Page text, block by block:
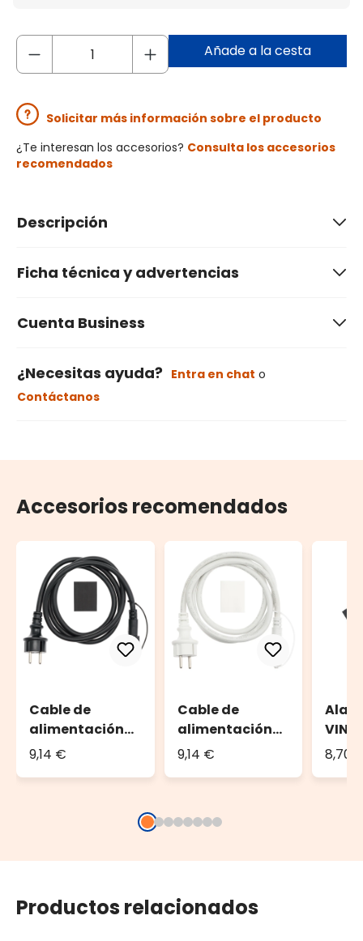
Añade a la cesta
Solicitar más información sobre el producto
¿Te interesan los accesorios? Consulta los accesorios
recomendados
Descripción
Ficha técnica y advertencias
Cuenta Business
¿Necesitas ayuda? Entra en chat o
Contáctanos
Accesorios recomendados
Cable de
alimentación
VINTAGE LED
9,14 €
Cable de
alimentación
con enchufe 1,5
9,14 €
PRO,
8,70
Productos relacionados